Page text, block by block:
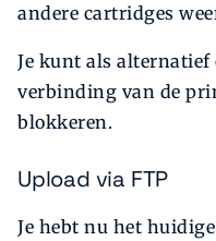
andere cartridges
Je kunt als alternatief
verbinding van de
blokkeren.
Upload via FTP
Je hebt nu het